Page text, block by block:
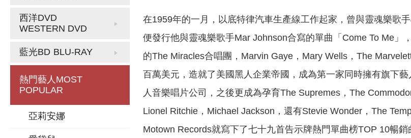
西洋DVD
WESTERN DVD
藍光BD BLU-RAY
熱門藝人 MOST
POPULAR
亞莉安娜
在1959年的一月，以底特律汽車生產線工作起家，曾與靈魂樂歌
便發行他與靈魂樂歌手Mar Johnson合寫的單曲「Come To Me
的The Miracles合唱團，Marvin Gaye，Mary Wells，The
百萬美元，造就了美國黑人企業帝國，成為第一家同時擁有旗下
人音樂唱片公司，之後更成為孕育The Supremes，The
Lionel Ritchie，Michael Jackson，還有Stevie Wonder，The
Motown Records就寫下了七十九首告示牌熱門單曲榜TOP 10暢